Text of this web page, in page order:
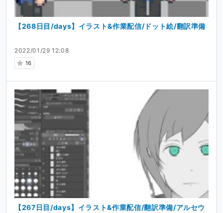
2022/01/29 12:08
16
【268日目/days】イラスト&作業配信/ドット絵/翻訳準備
【267日目/days】イラスト&作業配信/翻訳準備/アルセウ